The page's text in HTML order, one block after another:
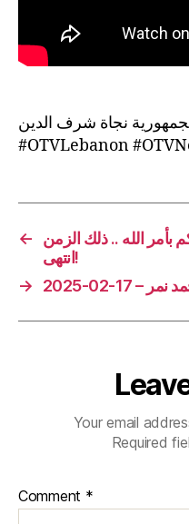
نجاة شرف الدين
#OTVLebanon
←
الله .. ذلك الزمن
انتهى!
→
17-02-2025
Your email
Required
Comment *